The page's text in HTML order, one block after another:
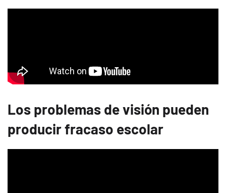
Los problemas de visión pueden
producir fracaso escolar